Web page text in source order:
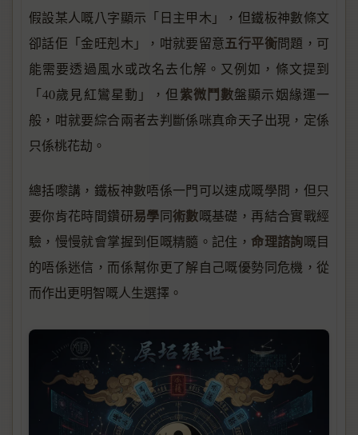
假設某人嘅八字顯示「日主甲木」，但鐵板神數條文
卻話佢「金旺剋木」，咁就要留意五行平衡問題，可
能需要透過風水或改名去化解。又例如，條文提到
「40歲見紅鸞星動」，但 紫微鬥數盤顯示姻緣運一
般，咁就要綜合兩者去判斷係咪真命天子出現，定係
只係桃花劫。
總括嚟講，鐵板神數唔係一門可以速成嘅學問，但只
要你肯花時間鑽研易學同術數嘅基礎，再結合實戰經
驗，慢慢就會掌握到佢嘅精髓。記住， 命理諮詢嘅目
的唔係迷信，而係幫你更了解自己嘅優勢同危機，從
而作出更明智嘅人生選擇。